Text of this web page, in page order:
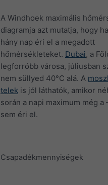
A Windhoek maximális
diagramja azt mutatja, hogy
hány nap éri el a megadott
hőmérsékleteket. Dubai, a
legforróbb városa, júliusban
nem süllyed 40°C alá. A
telek is jól láthatók, amikor
során a napi maximum még a
sem éri el.
Csapadékmennyiségek